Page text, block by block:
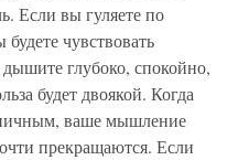
Если вы гуляете по
чувствовать
глубоко, спокойно,
будет двоякой. Когда
ваше мышление
прекращаются. Если